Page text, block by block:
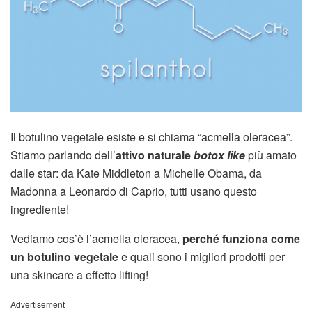
Il botulino vegetale esiste e si chiama “acmella oleracea”.
Stiamo parlando dell’attivo naturalebotox likepiù amato
dalle star: da Kate Middleton a Michelle Obama, da
Madonna a Leonardo di Caprio, tutti usano questo
ingrediente!
Vediamo cos’è l’acmella oleracea, perché funziona come
un botulino vegetalee quali sono i migliori prodotti per
una skincare a effetto lifting!
Advertisement